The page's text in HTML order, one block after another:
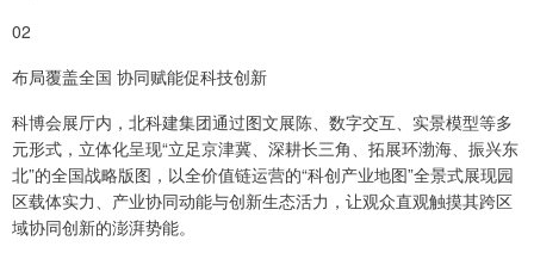
02
布局覆盖全国 协同赋能促科技创新
科博会展厅内，北科建集团通过图文展陈、数字交互、实景模型等多
元形式，立体化呈现“立足京津冀、深耕长三角、拓展环渤海、振兴东
北”的全国战略版图，以全价值链运营的“科创产业地图”全景式展现园
区载体实力、产业协同动能与创新生态活力，让观众直观触摸其跨区
域协同创新的澎湃势能。